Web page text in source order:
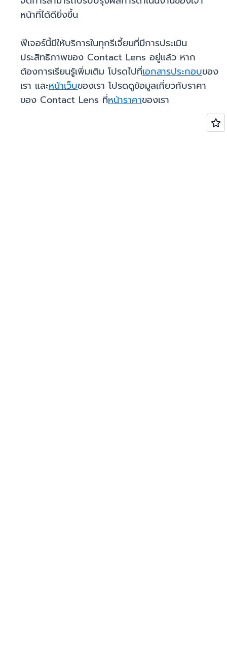
หน้าที่ได้ดียิ่งขึ้น
ฟีเจอร์นี้มีให้บริการในทุกรีเจี้ยนที่มีการประเมิน
ประสิทธิภาพของ Contact Lens อยู่แล้ว หาก
ต้องการเรียนรู้เพิ่มเติม โปรดไปที่เอกสารประกอบของ
เรา และหน้าเว็บของเรา โปรดดูข้อมูลเกี่ยวกับราคา
ของ Contact Lens ที่หน้าราคาของเรา